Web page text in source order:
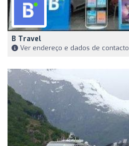
B Travel
Ver endereço e dados de contacto